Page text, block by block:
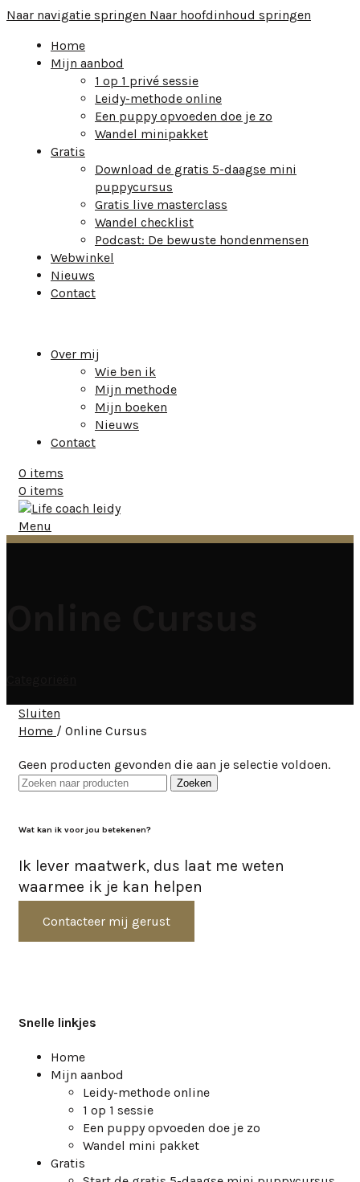
Naar navigatie springen Naar hoofdinhoud springen
Home
Mijn aanbod
1 op 1 privé sessie
Leidy-methode online
Een puppy opvoeden doe je zo
Wandel minipakket
Gratis
Download de gratis 5-daagse mini
puppycursus
Gratis live masterclass
Wandel checklist
Podcast: De bewuste hondenmensen
Webwinkel
Nieuws
Contact
Over mij
Wie ben ik
Mijn methode
Mijn boeken
Nieuws
Contact
0 items
0 items
Menu
Sluiten
Home / Online Cursus
Geen producten gevonden die aan je selectie voldoen.
Zoeken
Wat kan ik voor jou betekenen?
Ik lever maatwerk, dus laat me weten
waarmee ik je kan helpen
Contacteer mij gerust
Snelle linkjes
Home
Mijn aanbod
Leidy-methode online
1 op 1 sessie
Een puppy opvoeden doe je zo
Wandel mini pakket
Gratis